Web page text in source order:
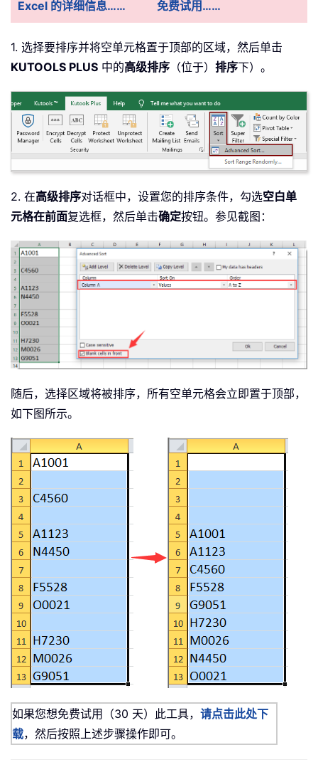
Excel 的详细信息…… 免费试用……
1. 选择要排序并将空单元格置于顶部的区域，然后单击
KUTOOLS PLUS 中的高级排序 （位于） 排序下）。
2. 在高级排序对话框中，设置您的排序条件，勾选空白单
元格在前面复选框，然后单击确定按钮。参见截图：
随后，选择区域将被排序，所有空单元格会立即置于顶部，
如下图所示。
如果您想免费试用（30 天）此工具， 请点击此处下
载，然后按照上述步骤操作即可。